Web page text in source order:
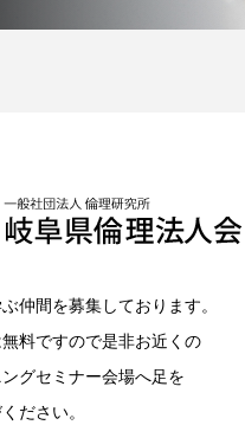
仲間を募集しております。
料ですので是非お近くの
グセミナー会場へ足を
ださい。